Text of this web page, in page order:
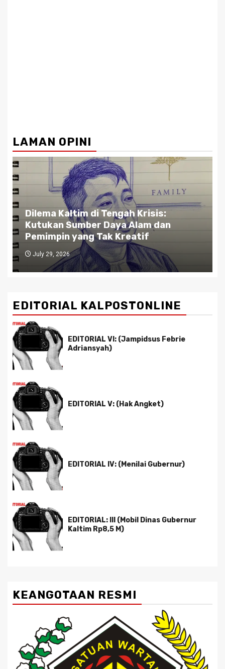
LAMAN OPINI
Dilema Kaltim di Tengah Krisis:
Kutukan Sumber Daya Alam dan
Pemimpin yang Tak Kreatif
July 29, 2026
EDITORIAL KALPOSTONLINE
EDITORIAL VI: (Jampidsus Febrie
Adriansyah)
EDITORIAL V: (Hak Angket)
EDITORIAL IV: (Menilai Gubernur)
EDITORIAL: III (Mobil Dinas Gubernur
Kaltim Rp8,5 M)
KEANGOTAAN RESMI